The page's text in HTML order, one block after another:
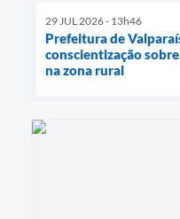
29 JUL 2026 - 13h46
Prefeitura de
conscientização
na zona rural